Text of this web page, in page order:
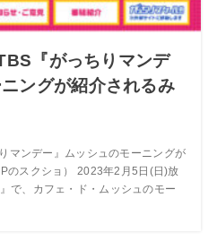
『がっちりマンデ
ングが紹介されるみ
マンデー』ムッシュのモーニングが
のスクショ） 2023年2月5日(日)放
で、カフェ・ド・ムッシュのモー